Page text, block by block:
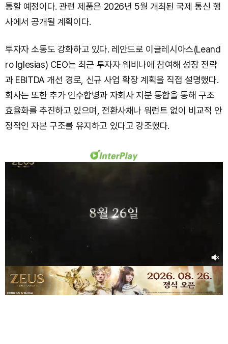
통할 예정이다. 관련 제품은 2026년 5월 개최된 국제 통신 행
사에서 공개될 계획이다.
투자자 소통도 강화하고 있다. 레안드로 이글레시아스(Leand
ro Iglesias) CEO는 최근 투자자 웨비나에 참여해 성장 전략
과 EBITDA 개선 경로, 신규 사업 확장 계획을 직접 설명했다.
회사는 또한 추가 인수합병과 자회사 지분 통합을 통해 구조
효율화를 추진하고 있으며, 전환사채나 워런트 없이 비교적 안
정적인 자본 구조를 유지하고 있다고 강조했다.